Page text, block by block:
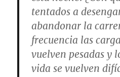
tentados a
abandonar la
frecuencia las
vuelven pesadas y
vida se vuelven